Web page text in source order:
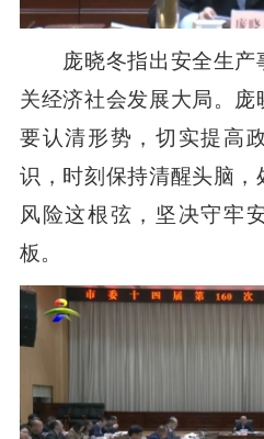
庞晓冬指出安全生产
关经济社会发展大局。
要认清形势，切实提高
识，时刻保持清醒头脑
风险这根弦，坚决守牢
板。